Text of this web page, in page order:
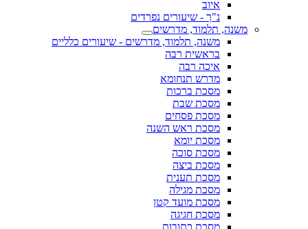
איוב
נ"ך - שיעורים נפרדים
משנה, תלמוד, מדרשים
משנה, תלמוד, מדרשים - שיעורים כלליים
בראשית רבה
איכה רבה
מדרש תנחומא
מסכת ברכות
מסכת שבת
מסכת פסחים
מסכת ראש השנה
מסכת יומא
מסכת סוכה
מסכת ביצה
מסכת תענית
מסכת מגילה
מסכת מועד קטן
מסכת חגיגה
מסכת כתובות